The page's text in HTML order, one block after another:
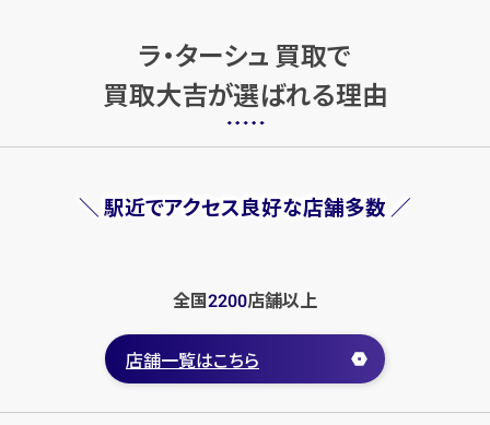
ラ・ターシュ 買取で
買取大吉が選ばれる理由
＼ 駅近でアクセス良好な店舗多数 ／
全国2200店舗以上
店舗一覧はこちら